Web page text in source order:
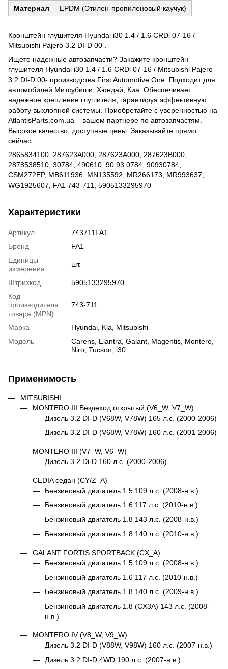
Материал EPDM (Этилен-пропиленовый каучук)
Кронштейн глушителя Hyundai i30 1.4 / 1.6 CRDi 07-16 /
Mitsubishi Pajero 3.2 DI-D 00-.
Ищете надежные автозапчасти? Закажите кронштейн
глушителя Hyundai i30 1.4 / 1.6 CRDi 07-16 / Mitsubishi Pajero
3.2 DI-D 00- производства First Automotive One. Подходит для
автомобилей Митсубиши, Хюндай, Киа. Обеспечивает
надежное крепление глушителя, гарантируя эффективную
работу выхлопной системы. Приобретайте с уверенностью на
AtlantisParts.com.ua – вашем партнере по автозапчастям.
Высокое качество, доступные цены. Заказывайте прямо
сейчас.
2865834100, 287623A000, 287623A000, 287623B000,
2878538510, 30784, 490610, 90 93 0784, 90930784,
CSM272EP, MB611936, MN135592, MR266173, MR993637,
WG1925607, FA1 743-711, 5905133295970
Характеристики
Артикул
743711FA1
Бренд
FA1
Единицы
измерения
шт.
Штрихкод
5905133295970
Код
производителя
товара (MPN)
743-711
Марка Hyundai Kia
Mitsubishi
Модель
Carens Elantra Galant Magentis Montero
Niro Tucson i30
Применимость
MITSUBISHI
MONTERO III Вездеход открытый (V6_W, V7_W)
Дизель 3.2 DI-D (V68W, V78W) 165 л.с. (2000-2006)
Дизель 3.2 DI-D (V68W, V78W) 160 л.с. (2001-2006)
MONTERO III (V7_W, V6_W)
Дизель 3.2 Di-D 160 л.с. (2000-2006)
CEDIA седан (CY/Z_A)
Бензиновый двигатель 1.5 109 л.с. (2008-н.в.)
Бензиновый двигатель 1.6 117 л.с. (2010-н.в.)
Бензиновый двигатель 1.8 143 л.с. (2008-н.в.)
Бензиновый двигатель 1.8 140 л.с. (2010-н.в.)
GALANT FORTIS SPORTBACK (CX_A)
Бензиновый двигатель 1.5 109 л.с. (2008-н.в.)
Бензиновый двигатель 1.6 117 л.с. (2010-н.в.)
Бензиновый двигатель 1.8 140 л.с. (2009-н.в.)
Бензиновый двигатель 1.8 (CX3A) 143 л.с. (2008-
н.в.)
MONTERO IV (V8_W, V9_W)
Дизель 3.2 DI-D (V88W, V98W) 160 л.с. (2007-н.в.)
Дизель 3.2 DI-D 4WD 190 л.с. (2007-н.в.)